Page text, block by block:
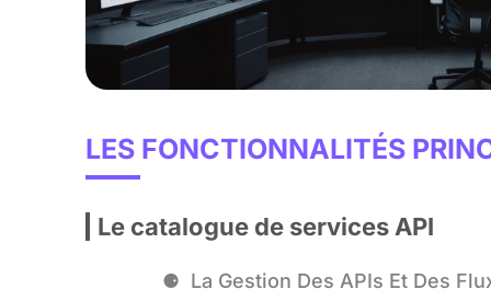
LES FONCTIONNALITÉS
Le catalogue de services API
La Gestion Des APIs Et Des